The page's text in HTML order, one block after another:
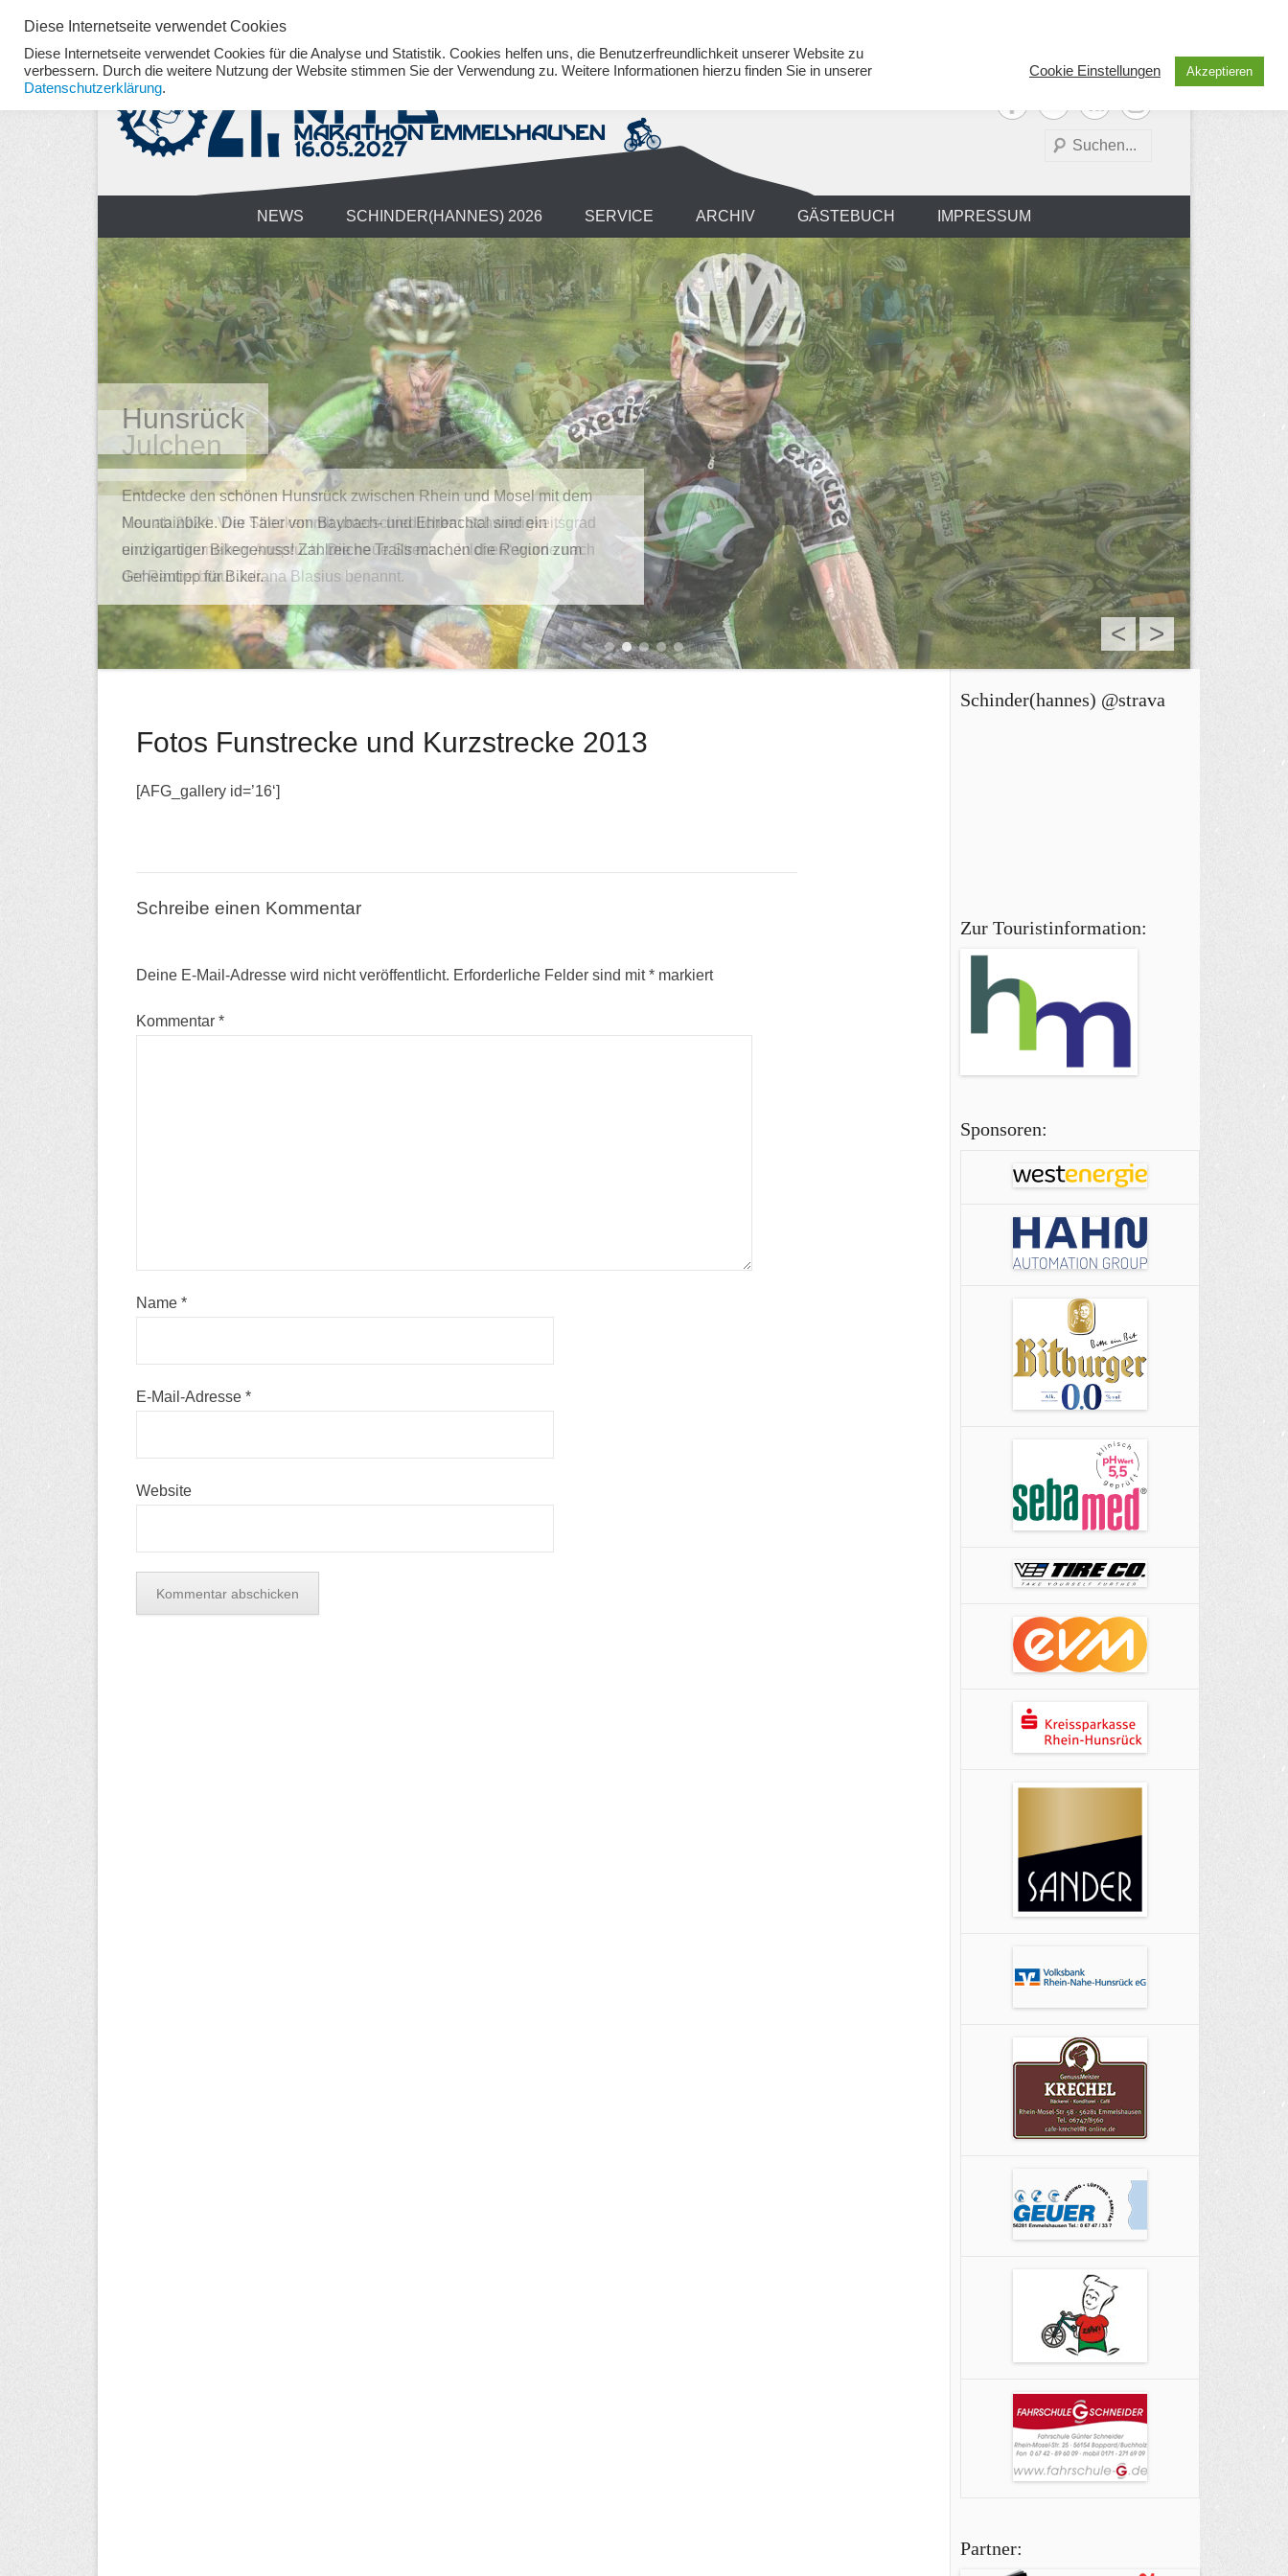
Zum
Inhalt
Suchen
NEWS SCHINDER(HANNES) 2026 SERVICE ARCHIV GÄSTEBUCH IMPRESSUM
Hunsrück
Entdecke den schönen Hunsrück zwischen Rhein und Mosel mit dem
Mountainbike. Die Täler von Baybach- und Ehrbachtal sind ein
einzigartiger Bikegenuss! Zahlreiche Trails machen die Region zum
Geheimtipp für Biker.
< >
1 2 3 4 5
Fotos Funstrecke und Kurzstrecke 2013
[AFG_gallery id=’16‘]
Schreibe einen Kommentar
Deine E-Mail-Adresse wird nicht veröffentlicht. Erforderliche Felder sind mit* markiert
Kommentar *
Name *
E-Mail-Adresse *
Website
Schinder(hannes) @strava
Zur Touristinformation:
Sponsoren:
Partner:
Diese Internetseite verwendet Cookies
Diese Internetseite verwendet Cookies für die Analyse und Statistik. Cookies helfen uns, die Benutzerfreundlichkeit unserer Website zu
verbessern. Durch die weitere Nutzung der Website stimmen Sie der Verwendung zu. Weitere Informationen hierzu finden Sie in unserer
Datenschutzerklärung.
Cookie Einstellungen Akzeptieren